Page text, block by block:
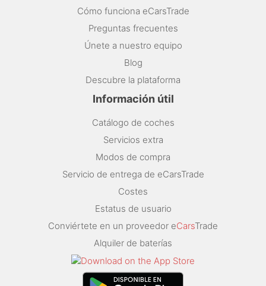
Cómo funciona eCarsTrade
Preguntas frecuentes
Únete a nuestro equipo
Blog
Descubre la plataforma
Información útil
Catálogo de coches
Servicios extra
Modos de compra
Servicio de entrega de eCarsTrade
Costes
Estatus de usuario
Conviértete en un proveedor eCarsTrade
Alquiler de baterías